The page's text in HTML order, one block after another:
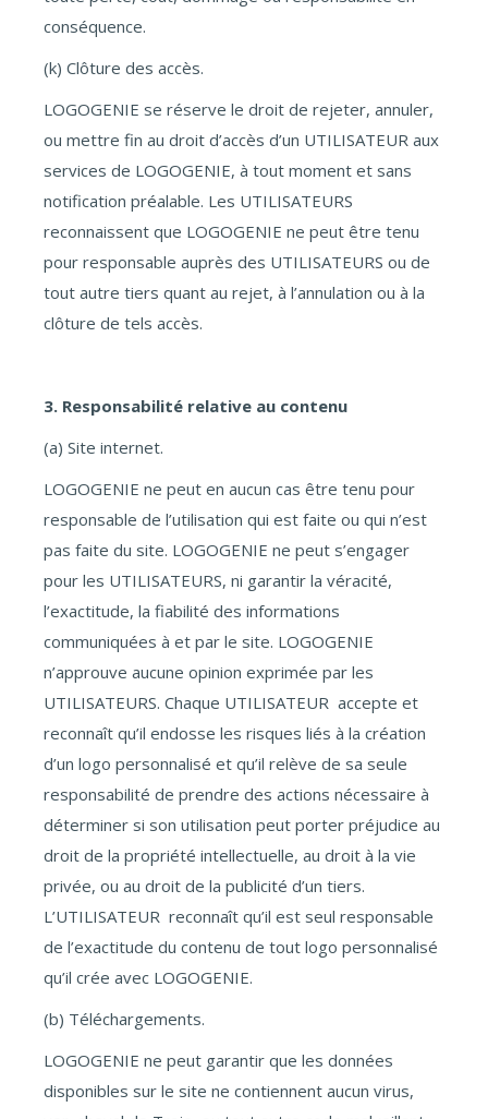
conséquence.
(k) Clôture des accès.
LOGOGENIE se réserve le droit de rejeter, annuler,
ou mettre fin au droit d’accès d’un UTILISATEUR aux
services de LOGOGENIE, à tout moment et sans
notification préalable. Les UTILISATEURS
reconnaissent que LOGOGENIE ne peut être tenu
pour responsable auprès des UTILISATEURS ou de
tout autre tiers quant au rejet, à l’annulation ou à la
clôture de tels accès.
3. Responsabilité relative au contenu
(a) Site internet.
LOGOGENIE ne peut en aucun cas être tenu pour
responsable de l’utilisation qui est faite ou qui n’est
pas faite du site. LOGOGENIE ne peut s’engager
pour les UTILISATEURS, ni garantir la véracité,
l’exactitude, la fiabilité des informations
communiquées à et par le site. LOGOGENIE
n’approuve aucune opinion exprimée par les
UTILISATEURS. Chaque UTILISATEUR accepte et
reconnaît qu’il endosse les risques liés à la création
d’un logo personnalisé et qu’il relève de sa seule
responsabilité de prendre des actions nécessaire à
déterminer si son utilisation peut porter préjudice au
droit de la propriété intellectuelle, au droit à la vie
privée, ou au droit de la publicité d’un tiers.
L’UTILISATEUR reconnaît qu’il est seul responsable
de l’exactitude du contenu de tout logo personnalisé
qu’il crée avec LOGOGENIE.
(b) Téléchargements.
LOGOGENIE ne peut garantir que les données
disponibles sur le site ne contiennent aucun virus,